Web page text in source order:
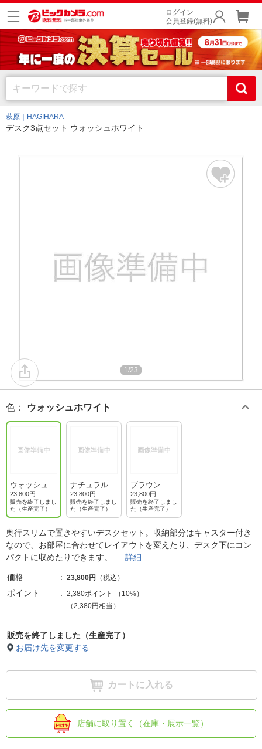
ログイン
会員登録(無料)
萩原｜HAGIHARA
デスク3点セット ウォッシュホワイト
1/23
色 ： ウォッシュホワイト
ウォッシュホ
ワイト
23,800円
販売を終了しまし
た（生産完了）
ナチュラル
23,800円
販売を終了しまし
た（生産完了）
ブラウン
23,800円
販売を終了しまし
た（生産完了）
奥行スリムで置きやすいデスクセット。収納部分はキャスター付き
なので、お部屋に合わせてレイアウトを変えたり、デスク下にコン
パクトに収めたりできます。 詳細
価格 23,800円 （税込）
ポイント 2,380ポイント （ 10%）
（2,380円相当）
販売を終了しました（生産完了）
お届け先を変更する
カートに入れる
店舗に取り置く（在庫・展示一覧）